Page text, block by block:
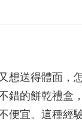
送得體面，
的餅乾禮盒
便宜。這種經